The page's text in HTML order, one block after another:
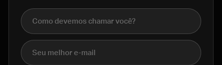
Nome completo
E-mail